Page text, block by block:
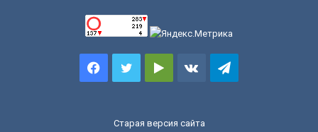
FacebookTwitterGoogle vk.comTelegram
Старая версия сайта